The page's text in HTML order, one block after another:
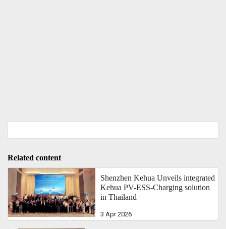
Related content
Shenzhen Kehua Unveils integrated
Kehua PV-ESS-Charging solution
in Thailand
3 Apr 2026